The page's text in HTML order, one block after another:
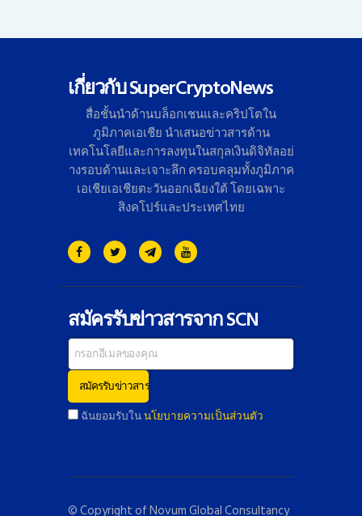
เกี่ยวกับ SuperCryptoNews
สื่อชั้นนำด้านบล็อกเชนและคริปโตใน
ภูมิภาคเอเชีย นำเสนอข่าวสารด้าน
เทคโนโลยีและการลงทุนในสกุลเงินดิจิทัลอย่
างรอบด้านและเจาะลึก ครอบคลุมทั้งภูมิภาค
เอเชียเอเชียตะวันออกเฉียงใต้ โดยเฉพาะ
สิงคโปร์และประเทศไทย
สมัครรับข่าวสารจาก SCN
ฉันยอมรับในนโยบายความเป็นส่วนตัว
© Copyright ofNovum Global Consultancy